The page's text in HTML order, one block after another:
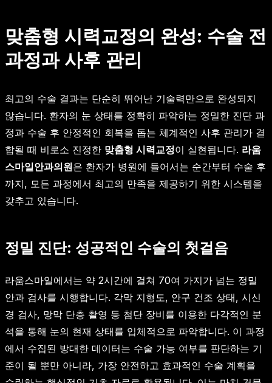
맞춤형 시력교정의 완성: 수술 전
과정과 사후 관리
최고의 수술 결과는 단순히 뛰어난 기술력만으로 완성되지
않습니다. 환자의 눈 상태를 정확히 파악하는 정밀한 진단 과
정과 수술 후 안정적인 회복을 돕는 체계적인 사후 관리가 결
합될 때 비로소 진정한 맞춤형 시력교정이 실현됩니다. 라움
스마일안과의원은 환자가 병원에 들어서는 순간부터 수술 후
까지, 모든 과정에서 최고의 만족을 제공하기 위한 시스템을
갖추고 있습니다.
정밀 진단: 성공적인 수술의 첫걸음
라움스마일에서는 약 2시간에 걸쳐 70여 가지가 넘는 정밀
안과 검사를 시행합니다. 각막 지형도, 안구 건조 상태, 시신
경 검사, 망막 단층 촬영 등 첨단 장비를 이용한 다각적인 분
석을 통해 눈의 현재 상태를 입체적으로 파악합니다. 이 과정
에서 수집된 방대한 데이터는 수술 가능 여부를 판단하는 기
준이 될 뿐만 아니라, 가장 안전하고 효과적인 수술 계획을